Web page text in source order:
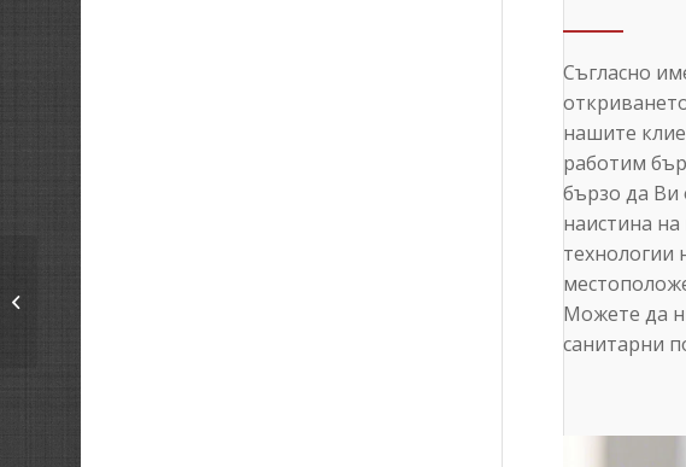
Съгласно
нашите
работим
бързо да Ви
наистина
технологии
Можете да
санитарни